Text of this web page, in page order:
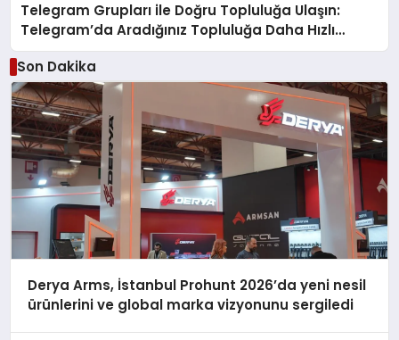
Telegram Grupları ile Doğru Topluluğa Ulaşın:
Telegram’da Aradığınız Topluluğa Daha Hızlı
Ulaşın
Son Dakika
Derya Arms, İstanbul Prohunt 2026’da yeni nesil
ürünlerini ve global marka vizyonunu sergiledi